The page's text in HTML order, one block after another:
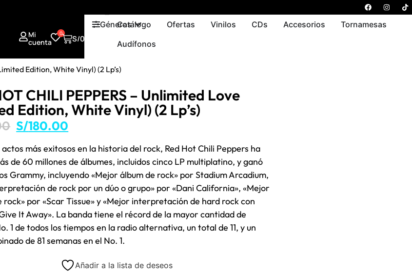
Mi
cuenta
0
S/0.00
GénerosCatálogo Ofertas Vinilos CDs Accesorios
Tornamesas
Audífonos
Edition, White Vinyl) (2 Lp’s)
CHILI PEPPERS – Unlimited Love
Edition, White Vinyl) (2 Lp’s)
S/180.00
actos más exitosos en la historia del rock, Red Hot Chili Peppers ha
de 60 millones de álbumes, incluidos cinco LP multiplatino, y ganó
Grammy, incluyendo «Mejor álbum de rock» por Stadium Arcadium,
de rock por un dúo o grupo» por «Dani California», «Mejor
rock» por «Scar Tissue» y «Mejor interpretación de hard rock con
It Away». La banda tiene el récord de la mayor cantidad de
1 de todos los tiempos en la radio alternativa, un total de 11, y un
de 81 semanas en el No. 1.
Añadir a la lista de deseos